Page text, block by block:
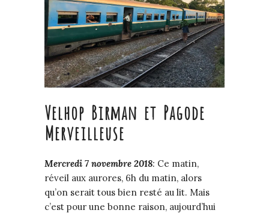
Velhop Birman et Pagode
Merveilleuse
Mercredi 7 novembre 2018: Ce matin,
réveil aux aurores, 6h du matin, alors
qu’on serait tous bien resté au lit. Mais
c’est pour une bonne raison, aujourd’hui